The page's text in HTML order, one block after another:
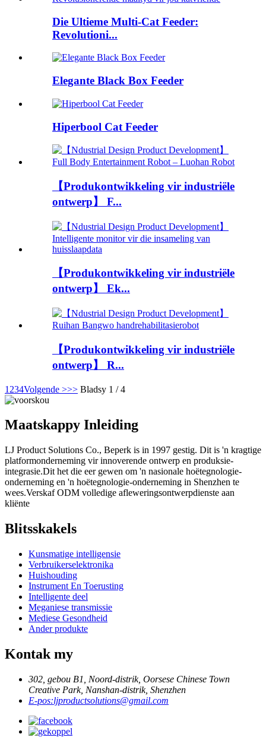
Die Ultieme Multi-Cat Feeder:
Revolutioni...
Elegante Black Box Feeder
Hiperbool Cat Feeder
【Produkontwikkeling vir industriële
ontwerp】 F...
【Produkontwikkeling vir industriële
ontwerp】 Ek...
【Produkontwikkeling vir industriële
ontwerp】 R...
1 234Volgende >>> Bladsy 1 / 4
Maatskappy Inleiding
LJ Product Solutions Co., Beperk is in 1997 gestig. Dit is 'n kragtige
platformonderneming vir innoverende ontwerp en produksie-
integrasie.Dit het die eer gewen om 'n nasionale hoëtegnologie-
onderneming en 'n hoëtegnologie-onderneming in Shenzhen te
wees.Verskaf ODM volledige afleweringsontwerpdienste aan
kliënte
Blitsskakels
Kunsmatige intelligensie
Verbruikerselektronika
Huishouding
Instrument En Toerusting
Intelligente deel
Meganiese transmissie
Mediese Gesondheid
Ander produkte
Kontak my
302, gebou B1, Noord-distrik, Oorsese Chinese Town
Creative Park, Nanshan-distrik, Shenzhen
E-pos:ljproductsolutions@gmail.com